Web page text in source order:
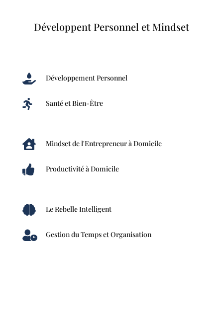
Développent Personnel et Mindset
 Développement Personnel
 Santé et Bien-Être
 Mindset de l'Entrepreneur à Domicile
 Productivité à Domicile
 Le Rebelle Intelligent
 Gestion du Temps et Organisation